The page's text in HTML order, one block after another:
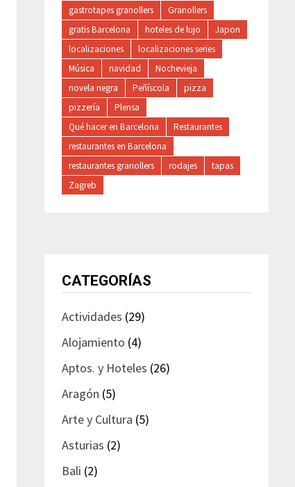
gastrotapes granollers
Granollers
gratis Barcelona
hoteles de lujo
Japon
localizaciones
localizaciones series
Música
navidad
Nochevieja
novela negra
Peñíscola
pizza
pizzería
Plensa
Qué hacer en Barcelona
Restaurantes
restaurantes en Barcelona
restaurantes granollers
rodajes
tapas
Zagreb
CATEGORÍAS
Actividades (29)
Alojamiento (4)
Aptos. y Hoteles (26)
Aragón (5)
Arte y Cultura (5)
Asturias (2)
Bali (2)